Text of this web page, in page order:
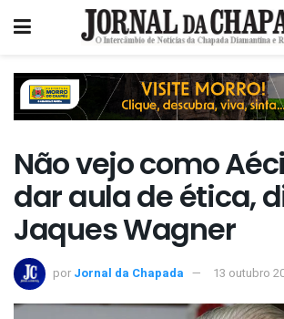
Não vejo como
dar aula de ética,
Jaques Wagner
por Jornal da Chapada 13 outubro